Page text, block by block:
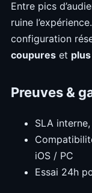
Entre pics
ruine
configuration
coupures et
Preuves &
SLA
iOS / PC
Essai 24h